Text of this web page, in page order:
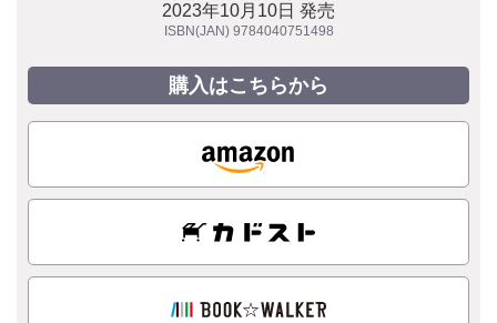
2023年10月10日 発売
ISBN(JAN) 9784040751498
購入はこちらから